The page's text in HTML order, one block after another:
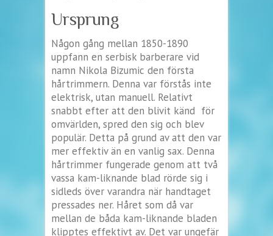
Ursprung
Någon gång mellan 1850-1890
uppfann en serbisk barberare vid
namn Nikola Bizumic den första
hårtrimmern. Denna var förstås inte
elektrisk, utan manuell. Relativt
snabbt efter att den blivit känd för
omvärlden, spred den sig och blev
populär. Detta på grund av att den var
mer effektiv än en vanlig sax. Denna
hårtrimmer fungerade genom att två
vassa kam-liknande blad rörde sig i
sidleds över varandra när handtaget
pressades ner. Håret som då var
mellan de båda kam-liknande bladen
klipptes effektivt av. Det var ungefär